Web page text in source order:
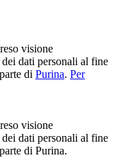
visione
dati personali al fine
di Purina. Per
visione
dati personali al fine
di Purina.